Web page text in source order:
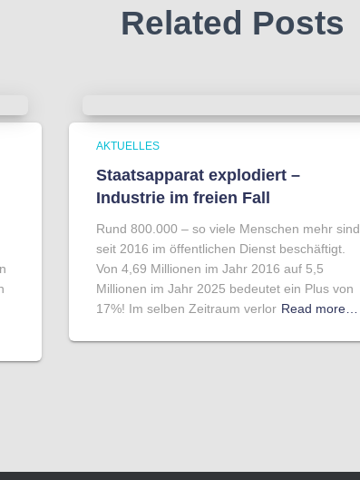
Related Posts
AKTUELLES
Staatsapparat explodiert –
Industrie im freien Fall
Rund 800.000 – so viele Menschen mehr sind
seit 2016 im öffentlichen Dienst beschäftigt.
Von 4,69 Millionen im Jahr 2016 auf 5,5
Millionen im Jahr 2025 bedeutet ein Plus von
17%! Im selben Zeitraum verlor Read more…